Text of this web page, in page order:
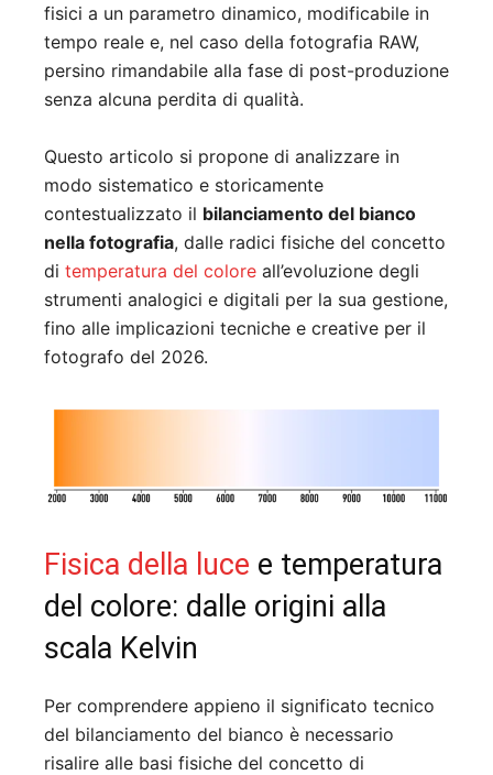
fisici a un parametro dinamico, modificabile in
tempo reale e, nel caso della fotografia RAW,
persino rimandabile alla fase di post-produzione
senza alcuna perdita di qualità.
Questo articolo si propone di analizzare in
modo sistematico e storicamente
contestualizzato il bilanciamento del bianco
nella fotografia, dalle radici fisiche del concetto
di temperatura del colore all’evoluzione degli
strumenti analogici e digitali per la sua gestione,
fino alle implicazioni tecniche e creative per il
fotografo del 2026.
Fisica della luce e temperatura
del colore: dalle origini alla
scala Kelvin
Per comprendere appieno il significato tecnico
del bilanciamento del bianco è necessario
risalire alle basi fisiche del concetto di